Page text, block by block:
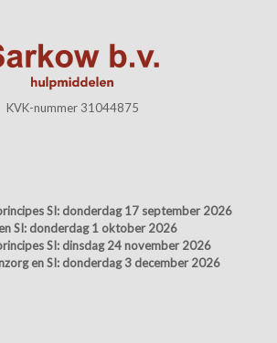
KVK-nummer 31044875
SI: donderdag 17 september 2026
SI: donderdag 1 oktober 2026
SI: dinsdag 24 november 2026
en SI: donderdag 3 december 2026